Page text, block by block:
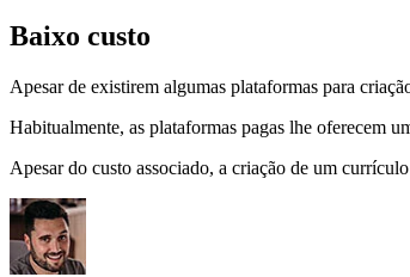
Baixo custo
Apesar de existirem algumas plataformas para
Habitualmente, as plataformas pagas lhe oferecem
Apesar do custo associado, a criação de um